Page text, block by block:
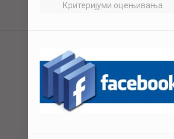
Критеријуми оцењивања